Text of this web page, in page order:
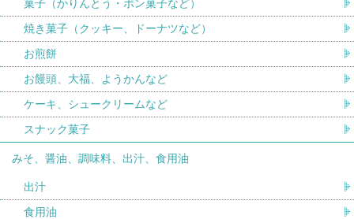
菓子（かりんとう・ポン菓子など）
焼き菓子（クッキー、ドーナツなど）
お煎餅
お饅頭、大福、ようかんなど
ケーキ、シュークリームなど
スナック菓子
みそ、醤油、調味料、出汁、食用油
出汁
食用油